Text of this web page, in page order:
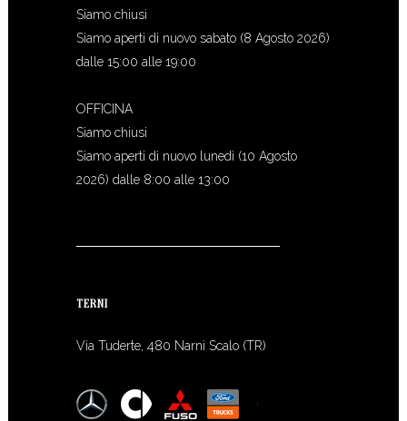
Siamo chiusi
Siamo aperti di nuovo sabato (8 Agosto 2026)
dalle 15:00 alle 19:00
OFFICINA
Siamo chiusi
Siamo aperti di nuovo lunedì (10 Agosto
2026) dalle 8:00 alle 13:00
TERNI
Via Tuderte, 480 Narni Scalo (TR)